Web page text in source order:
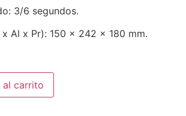
3/6 segundos.
x Al x Pr): 150 x 242 x 180 mm.
al carrito